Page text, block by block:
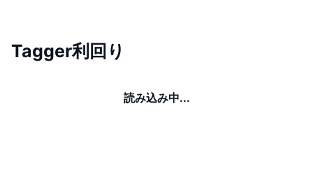
Tagger利回り
読み込み中...